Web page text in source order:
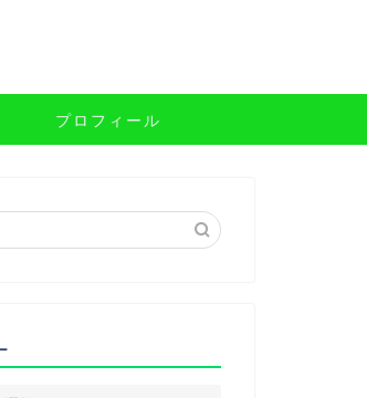
プロフィール